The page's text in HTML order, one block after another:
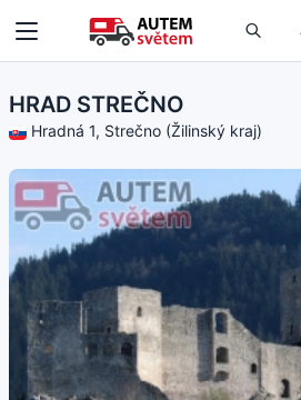
HRAD STREČNO
Hradná 1, Strečno (Žilinský kraj)